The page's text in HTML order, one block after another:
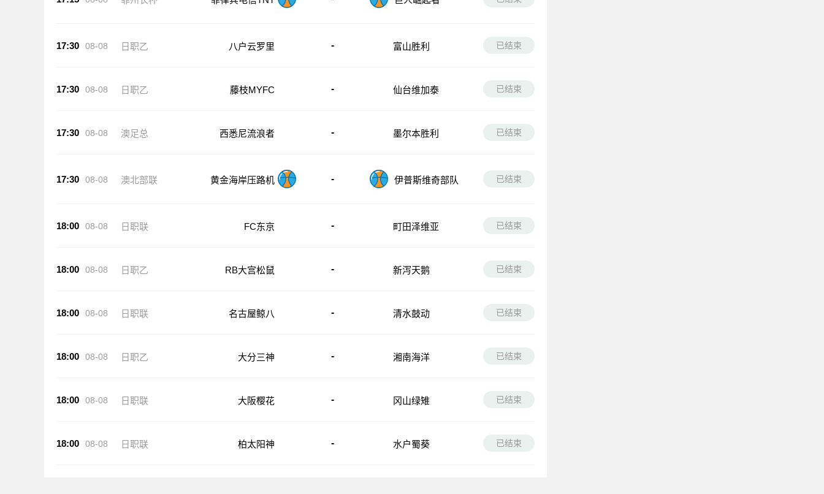
17:30 08-08 日职乙 八户云罗里 - 富山胜利 已结束
17:30 08-08 日职乙 藤枝MYFC - 仙台维加泰 已结束
17:30 08-08 澳足总 西悉尼流浪者 - 墨尔本胜利 已结束
17:30 08-08 澳北部联 黄金海岸压路机 - 伊普斯维奇部队 已结束
18:00 08-08 日职联 FC东京 - 町田泽维亚 已结束
18:00 08-08 日职乙 RB大宫松鼠 - 新泻天鹅 已结束
18:00 08-08 日职联 名古屋鲸八 - 清水鼓动 已结束
18:00 08-08 日职乙 大分三神 - 湘南海洋 已结束
18:00 08-08 日职联 大阪樱花 - 冈山绿雉 已结束
18:00 08-08 日职联 柏太阳神 - 水户蜀葵 已结束